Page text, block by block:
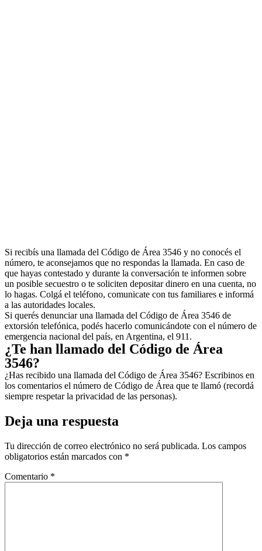
Si recibís una llamada del Código de Área 3546 y no conocés el
número, te aconsejamos que no respondas la llamada. En caso de
que hayas contestado y durante la conversación te informen sobre
un posible secuestro o te soliciten depositar dinero en una cuenta, no
lo hagas. Colgá el teléfono, comunicate con tus familiares e informá
a las autoridades locales.
Si querés denunciar una llamada del Código de Área 3546 de
extorsión telefónica, podés hacerlo comunicándote con el número de
emergencia nacional del país, en Argentina, el 911.
¿Te han llamado del Código de Área
3546?
¿Has recibido una llamada del Código de Área 3546? Escribinos en
los comentarios el número de Código de Área que te llamó (recordá
siempre respetar la privacidad de las personas).
Deja una respuesta
Tu dirección de correo electrónico no será publicada. Los campos
obligatorios están marcados con *
Comentario *